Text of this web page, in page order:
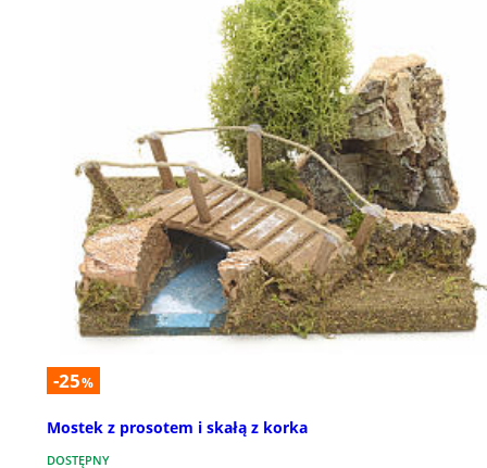
-25%
Mostek z prosotem i skałą z korka
DOSTĘPNY